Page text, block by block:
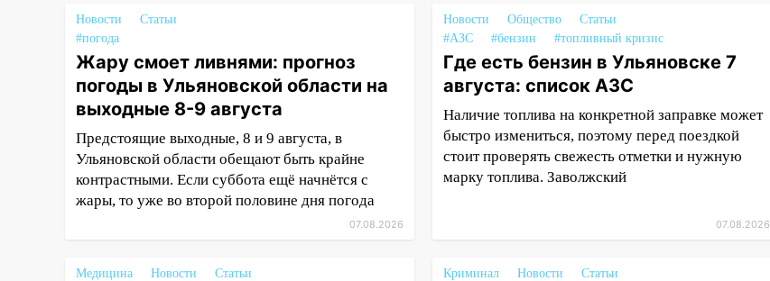
16:12
В Ульяновском
госуниверситете разработают
отечественный прибор для
цифровой ПЦР
15:47 Ульяновцы могут
закрывшегося фитнес-клуба
«Рекорд-Fitness»
15:34
После вмешательства
Новости
Статьи
#погода
Жару смоет ливнями: прогноз
погоды в Ульяновской области на
выходные 8-9 августа
Предстоящие выходные, 8 и 9 августа, в
Ульяновской области обещают быть крайне
контрастными. Если суббота ещё начнётся с
жары, то уже во второй половине дня погода
07.08.2026
Новости Общество
Статьи
#АЗС
#бензин #топливный кризис
Где есть бензин в Ульяновске 7
августа: список АЗС
Наличие топлива на конкретной заправке может
быстро измениться, поэтому перед поездкой
стоит проверять свежесть отметки и нужную
марку топлива. Заволжский
07.08.2026
Медицина Новости Статьи Криминал Новости
Статьи